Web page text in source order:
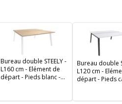
Bureau double STEELY -
L160 cm - Elément de
départ - Pieds blanc -
Bureau double
L120 cm -
départ - Pieds